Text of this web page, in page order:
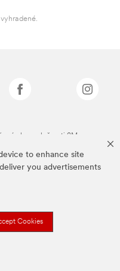
to enhance site
you advertisements
Cookies
známky spoločnosti 3M.